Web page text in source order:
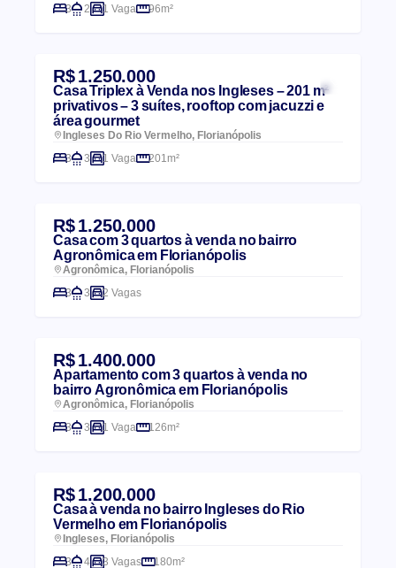
3
2 1 Vaga 96m²
R$ 1.250.000
Casa Triplex à Venda nos Ingleses – 201 m²
privativos – 3 suítes, rooftop com jacuzzi e
área gourmet
Ingleses Do Rio Vermelho, Florianópolis
3
3 1 Vaga 201m²
R$ 1.250.000
Casa com 3 quartos à venda no bairro
Agronômica em Florianópolis
Agronômica, Florianópolis
3
3 2 Vagas
R$ 1.400.000
Apartamento com 3 quartos à venda no
bairro Agronômica em Florianópolis
Agronômica, Florianópolis
3
3 1 Vaga 126m²
R$ 1.200.000
Casa à venda no bairro Ingleses do Rio
Vermelho em Florianópolis
Ingleses, Florianópolis
3
4 3 Vagas 180m²